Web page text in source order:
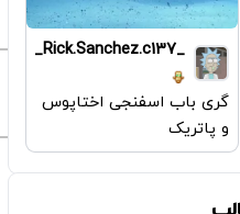
_Rick.Sanchez.c137_
گری باب اسفنجی اختاپوس
و پاتریک